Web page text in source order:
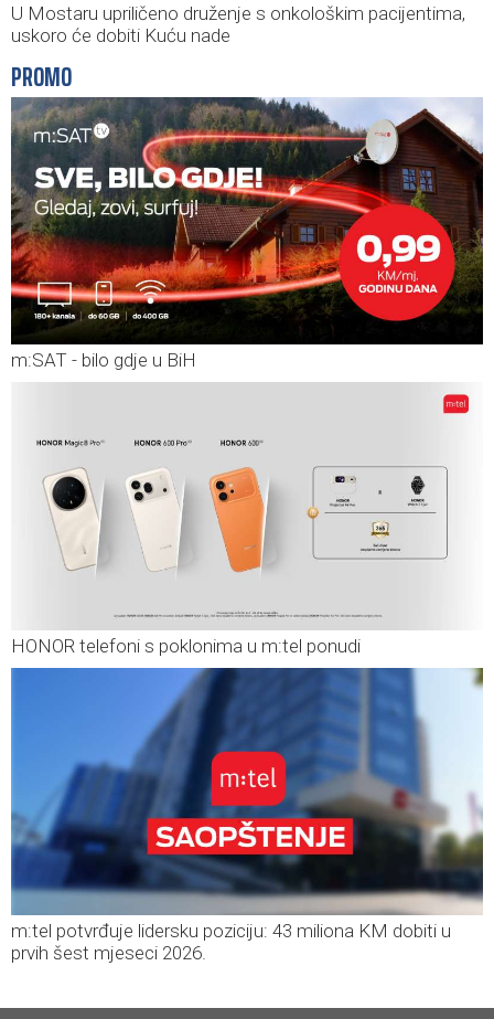
U Mostaru upriličeno druženje s onkološkim pacijentima,
uskoro će dobiti Kuću nade
PROMO
m:SAT - bilo gdje u BiH
HONOR telefoni s poklonima u m:tel ponudi
m:tel potvrđuje lidersku poziciju: 43 miliona KM dobiti u
prvih šest mjeseci 2026.